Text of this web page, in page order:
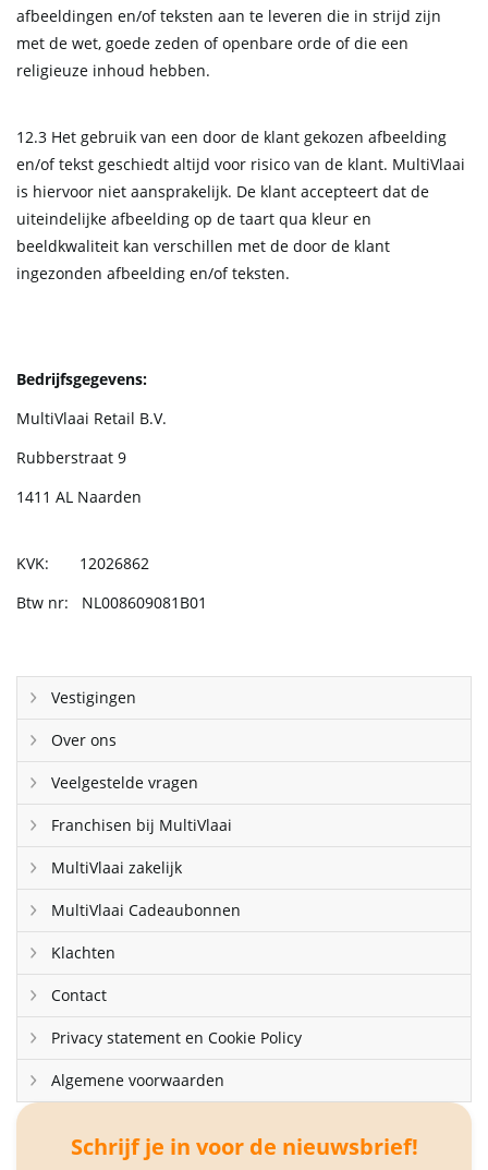
afbeeldingen en/of teksten aan te leveren die in strijd zijn
met de wet, goede zeden of openbare orde of die een
religieuze inhoud hebben.
12.3 Het gebruik van een door de klant gekozen afbeelding
en/of tekst geschiedt altijd voor risico van de klant. MultiVlaai
is hiervoor niet aansprakelijk. De klant accepteert dat de
uiteindelijke afbeelding op de taart qua kleur en
beeldkwaliteit kan verschillen met de door de klant
ingezonden afbeelding en/of teksten.
Bedrijfsgegevens:
MultiVlaai Retail B.V.
Rubberstraat 9
1411 AL Naarden
KVK: 12026862
Btw nr: NL008609081B01
Vestigingen
Over ons
Veelgestelde vragen
Franchisen bij MultiVlaai
MultiVlaai zakelijk
MultiVlaai Cadeaubonnen
Klachten
Contact
Privacy statement en Cookie Policy
Algemene voorwaarden
Schrijf je in voor de nieuwsbrief!